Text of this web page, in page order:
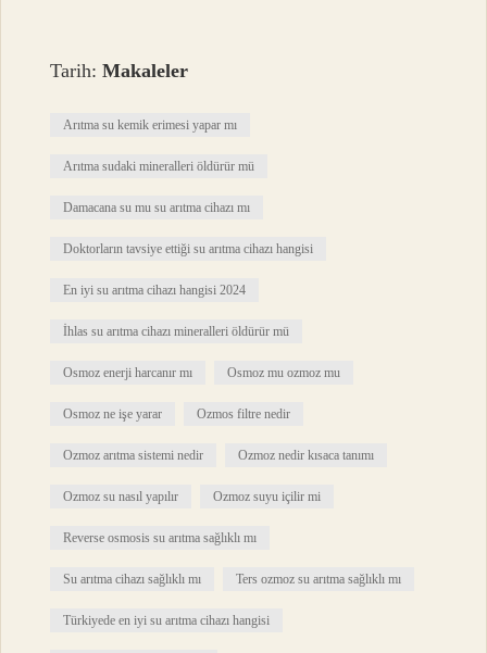
Tarih:Makaleler
Arıtma su kemik erimesi yapar mı
Arıtma sudaki mineralleri öldürür mü
Damacana su mu su arıtma cihazı mı
Doktorların tavsiye ettiği su arıtma cihazı hangisi
En iyi su arıtma cihazı hangisi 2024
İhlas su arıtma cihazı mineralleri öldürür mü
Osmoz enerji harcanır mı Osmoz mu ozmoz mu
Osmoz ne işe yarar Ozmos filtre nedir
Ozmoz arıtma sistemi nedir Ozmoz nedir kısaca tanımı
Ozmoz su nasıl yapılır Ozmoz suyu içilir mi
Reverse osmosis su arıtma sağlıklı mı
Su arıtma cihazı sağlıklı mı Ters ozmoz su arıtma sağlıklı mı
Türkiyede en iyi su arıtma cihazı hangisi